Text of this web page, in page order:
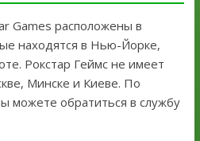
Games расположены в
находятся в Нью-Йорке,
Рокстар Геймс не имеет
Минске и Киеве. По
можете обратиться в службу